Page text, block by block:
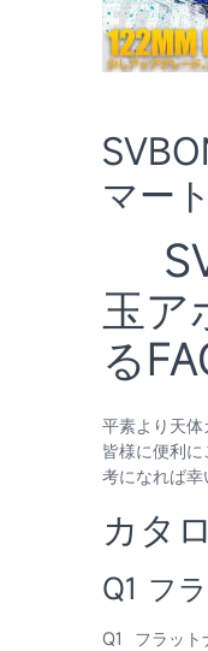
マー
玉ア
る
平素より天体
皆様に便利
考になれば幸
カタ
Q1 フ
Q1 フラット